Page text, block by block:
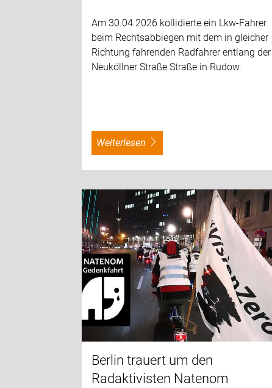
Am 30.04.2026 kollidierte ein Lkw-Fahrer
beim Rechtsabbiegen mit dem in gleicher
Richtung fahrenden Radfahrer entlang der
Neuköllner Straße Straße in Rudow.
weiterlesen
Berlin trauert um den
Radaktivisten Natenom